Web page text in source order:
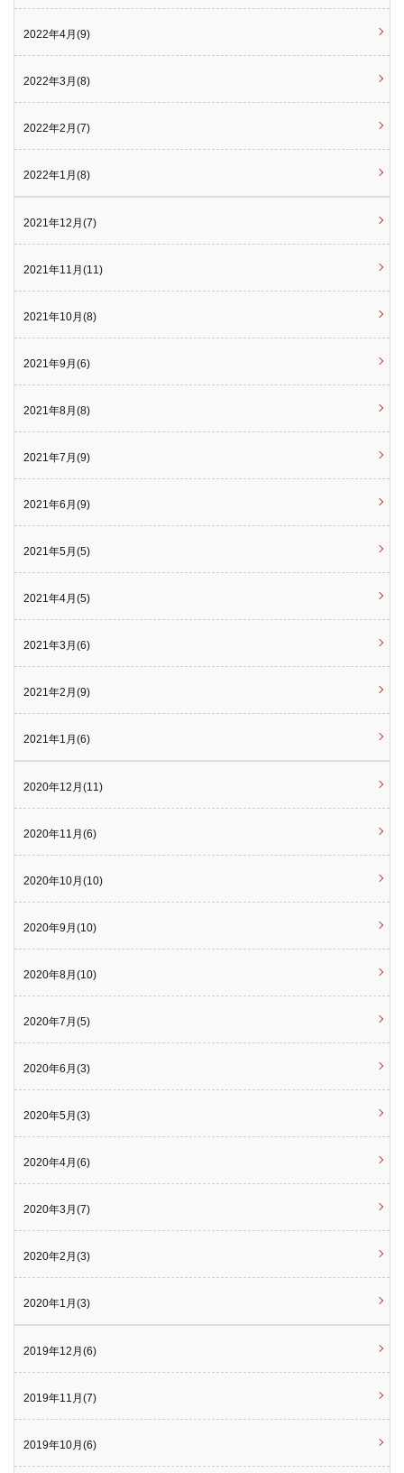
2022年4月(9)
2022年3月(8)
2022年2月(7)
2022年1月(8)
2021年12月(7)
2021年11月(11)
2021年10月(8)
2021年9月(6)
2021年8月(8)
2021年7月(9)
2021年6月(9)
2021年5月(5)
2021年4月(5)
2021年3月(6)
2021年2月(9)
2021年1月(6)
2020年12月(11)
2020年11月(6)
2020年10月(10)
2020年9月(10)
2020年8月(10)
2020年7月(5)
2020年6月(3)
2020年5月(3)
2020年4月(6)
2020年3月(7)
2020年2月(3)
2020年1月(3)
2019年12月(6)
2019年11月(7)
2019年10月(6)